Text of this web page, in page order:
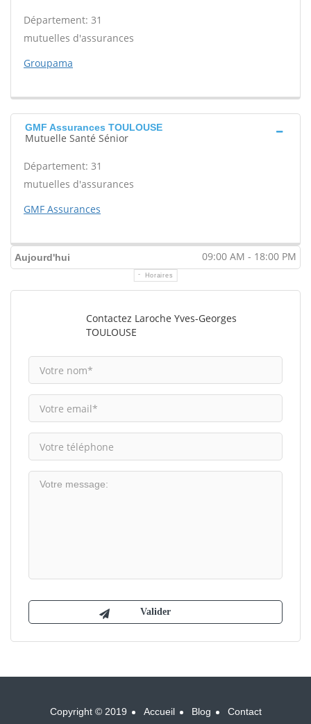
Département: 31
mutuelles d'assurances
Groupama
GMF Assurances TOULOUSE
Mutuelle Santé Sénior
Département: 31
mutuelles d'assurances
GMF Assurances
Aujourd'hui 09:00 AM - 18:00 PM
Horaires
Contactez Laroche Yves-Georges
TOULOUSE
Copyright © 2019 Accueil Blog Contact